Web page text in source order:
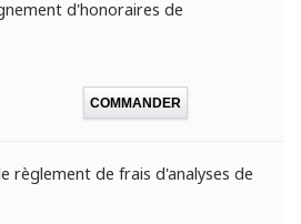
d'honoraires de
COMMANDER
règlement de frais d'analyses de